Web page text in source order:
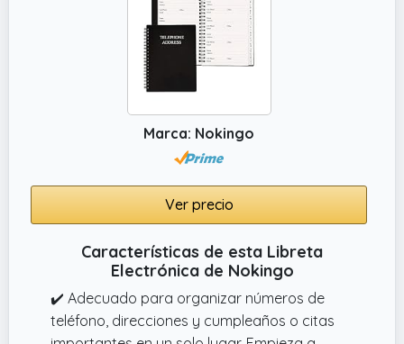
✔️ Cuaderno de madera natural: Disfruta de
la elegancia y sostenibilidad con nuestro
cuaderno de madera natural. Este bloc de
notas de 21,5 x 17 cm incluye 80 hojas
✔️ Producto ecológico: Contribuye al cuidado
Combina funcionalidad y sostenibilidad,
notas y apuntes.
Marca: Nokingo
Ver precio
Características de esta Libreta
Electrónica de Nokingo
✔️ Adecuado para organizar números de
teléfono, direcciones y cumpleaños o citas